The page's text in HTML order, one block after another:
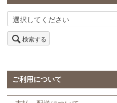
検索する
ご利用について